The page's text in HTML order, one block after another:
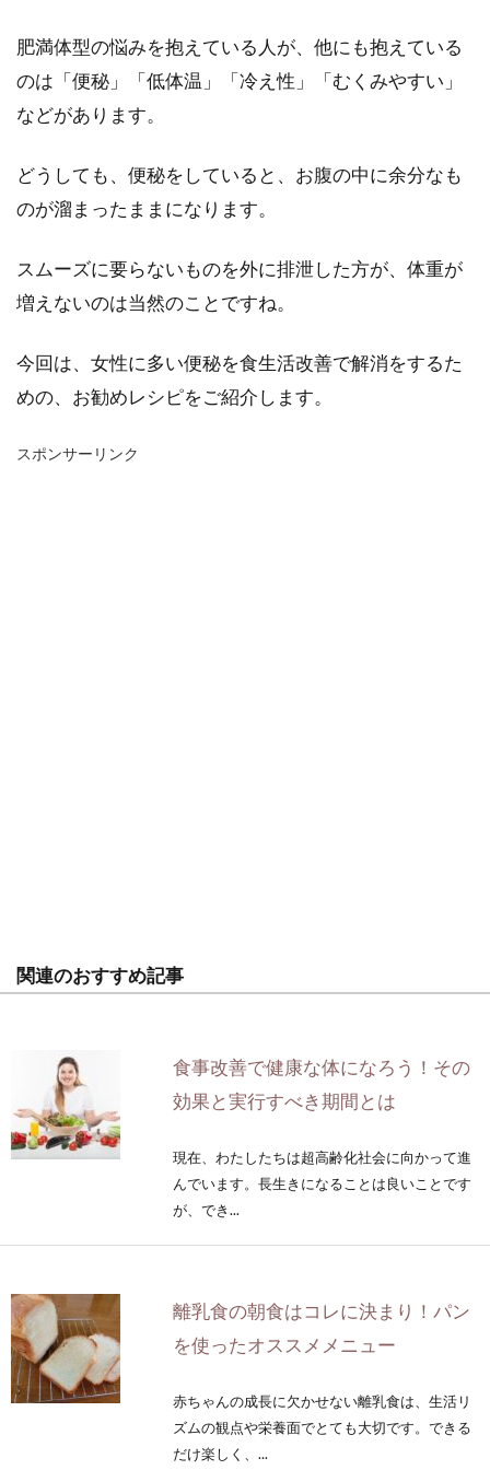
肥満体型の悩みを抱えている人が、他にも抱えている
のは「便秘」「低体温」「冷え性」「むくみやすい」
などがあります。
どうしても、便秘をしていると、お腹の中に余分なも
のが溜まったままになります。
スムーズに要らないものを外に排泄した方が、体重が
増えないのは当然のことですね。
今回は、女性に多い便秘を食生活改善で解消をするた
めの、お勧めレシピをご紹介します。
スポンサーリンク
関連のおすすめ記事
食事改善で健康な体になろう！その
効果と実行すべき期間とは
現在、わたしたちは超高齢化社会に向かって進
んでいます。長生きになることは良いことです
が、でき...
離乳食の朝食はコレに決まり！パン
を使ったオススメメニュー
赤ちゃんの成長に欠かせない離乳食は、生活リ
ズムの観点や栄養面でとても大切です。できる
だけ楽しく、...